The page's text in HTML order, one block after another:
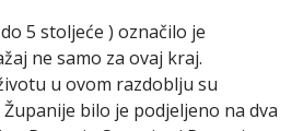
5 stoljeće ) označilo je
ne samo za ovaj kraj.
u ovom razdoblju su
bilo je podjeljeno na dva